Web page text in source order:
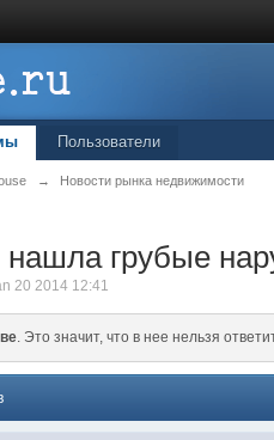
Пользователи
→ Новости рынка недвижимости
грубые
20 2014 12:41
. Это значит, что в нее нельзя